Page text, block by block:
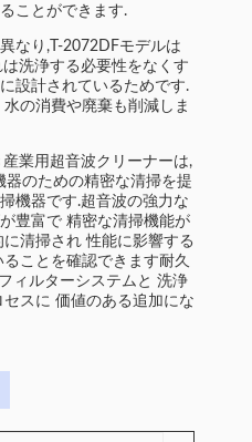
ことができます.
なり,T-2072DFモデルは
洗浄する必要性をなくす
設計されているためです.
の消費や廃棄も削減しま
業用超音波クリーナーは,
器のための精密な清掃を提
機器です.超音波の強力な
豊富で 精密な清掃機能が
清掃され 性能に影響する
ことを確認できます耐久
ィルターシステムと 洗浄
スに 価値のある追加にな